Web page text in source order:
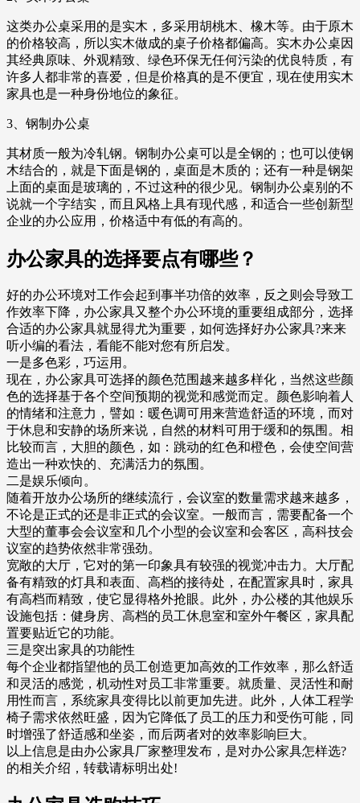
这类办公桌采用的是实木，多采用胡桃木、橡木等。由于原木
的价格较高，所以实木做成的桌子价格都偏高。实木办公桌因
其经典原味、外观精致、绿色环保无任何污染的优良特质，有
许多人都非常的喜爱，但是价格真的是不便宜，现在使用实木
家具也是一种身份地位的象征。
3、钢制办公桌
其材质一般为冷轧钢。钢制办公桌可以是全钢的；也可以使钢
木结合的，就是下面是钢的，桌面是木质的；还有一种是钢架
上面的桌面是玻璃的，不过这种的很少见。钢制办公桌别的不
说就一个字结实，而且风格上具有现代感，和适合一些创新型
企业的办公应用，价格适中有低的有高的。
办公家具的选择要点有哪些？
好的办公环境对工作会起到事半功倍的效率，反之则会导致工
作效率下降，办公家具又整个办公环境的重要组成部分，选择
合适的办公家具就显得尤为重要，如何选择好办公家具?来来
听小编的看法，看能不能对您有所启发。
一是多色彩，巧运用。
现在，办公家具可选择的颜色范围越来越多样化，当然这些颜
色的选择基于各个空间预期的视觉和感觉而定。颜色影响着人
的情绪和注意力，譬如：暖色调可用来营造舒适的环境，而对
于休息和安静的场所来说，自然的材料可用于缓和的氛围。相
比较而言，大胆的颜色，如：跳动的红色和橙色，会使空间营
造出一种欢快的、充满活力的氛围。
二是娱乐倾向。
随着开放办公场所的继续流行，会议室的数量需求越来越多，
不论是正式的还是非正式的会议室。一般而言，需要配备一个
大型的董事会会议室和几个小型的会议室和会客区，高科技会
议室的趋势依然非常强劲。
宽敞的大厅，它对的第一印象具有较强的视觉冲击力。大厅配
备有精致的灯具和表面、高档的接待处，在配置家具时，家具
有高档而精致，使它显得格外抢眼。此外，办公楼的其他娱乐
设施包括：健身房、高档的员工休息室和室外午餐区，家具配
置要贴近它的功能。
三是突出家具的功能性
每个企业都指望他的员工创造更加高效的工作效率，那么舒适
和灵活的感觉，机动性对员工非常重要。就质量、灵活性和耐
用性而言，系统家具变得比以前更加先进。此外，人体工程学
椅子需求依然旺盛，因为它降低了员工的压力和受伤可能，同
时增强了舒适感和坐姿，而后两者对的效率影响巨大。
以上信息是由办公家具厂家整理发布，是对办公家具怎样选?
的相关介绍，转载请标明出处!